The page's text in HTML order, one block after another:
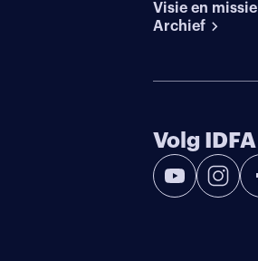
Visie en missie
Archief
Volg IDFA